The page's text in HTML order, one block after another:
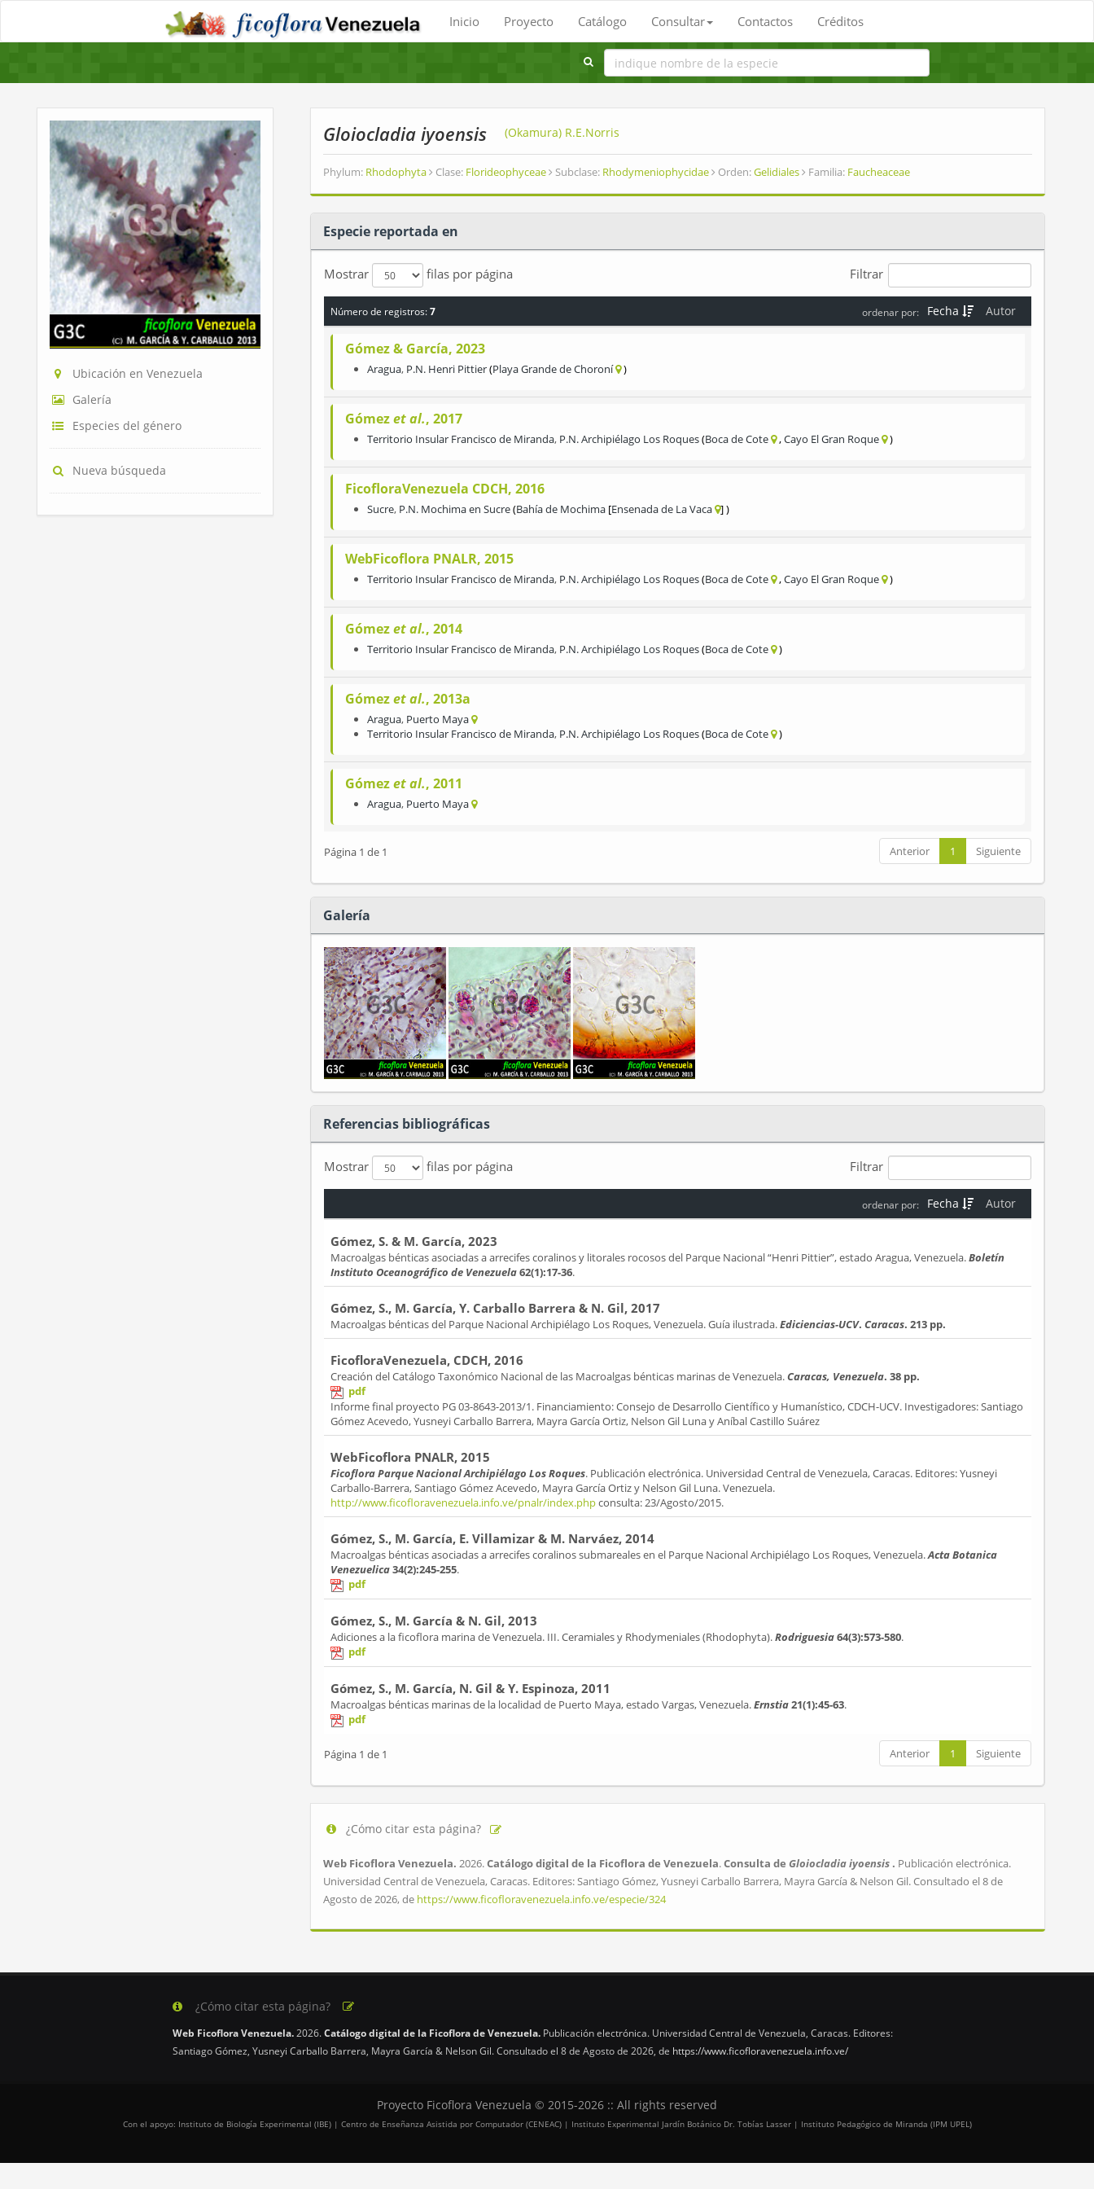
Inicio Proyecto Catálogo Consultar Contactos Créditos
Ubicación en Venezuela
Galería
Especies del género
Nueva búsqueda
Gloiocladia iyoensis (Okamura) R.E.Norris
Phylum: Rhodophyta Clase: Florideophyceae Subclase: Rhodymeniophycidae Orden:Gelidiales Familia: Faucheaceae
Especie reportada en
Mostrar filas por página Filtrar
Número de registros:7 Autor
Fecha
ordenar por:
Gómez & García, 2023
Aragua, P.N. Henri Pittier Playa Grande de Choroní
Gómezet al., 2017
Territorio Insular Francisco de Miranda, P.N. Archipiélago Los Roques Boca de Cote Cayo El Gran Roque
FicofloraVenezuela CDCH, 2016
Sucre, P.N. Mochima en Sucre Bahía de Mochima Ensenada de La Vaca
WebFicoflora PNALR, 2015
Territorio Insular Francisco de Miranda, P.N. Archipiélago Los Roques Boca de Cote Cayo El Gran Roque
Gómezet al., 2014
Territorio Insular Francisco de Miranda, P.N. Archipiélago Los Roques Boca de Cote
Gómezet al., 2013a
Aragua, Puerto Maya
Territorio Insular Francisco de Miranda, P.N. Archipiélago Los Roques Boca de Cote
Gómezet al., 2011
Aragua, Puerto Maya
Página 1 de 1 Anterior 1 Siguiente
Galería
Referencias bibliográficas
Mostrar filas por página Filtrar
Autor
Fecha
ordenar por:
Gómez, S. & M. García, 2023
Macroalgas bénticas asociadas a arrecifes coralinos y litorales rocosos del Parque Nacional “Henri Pittier”, estado Aragua, Venezuela.Boletín
Instituto Oceanográfico de Venezuela62(1):17-36.
Gómez, S., M. García, Y. Carballo Barrera & N. Gil, 2017
Macroalgas bénticas del Parque Nacional Archipiélago Los Roques, Venezuela. Guía ilustrada.Ediciencias-UCV. Caracas. 213 pp.
FicofloraVenezuela, CDCH, 2016
Creación del Catálogo Taxonómico Nacional de las Macroalgas bénticas marinas de Venezuela.Caracas, Venezuela. 38 pp.
pdf
Informe final proyecto PG 03-8643-2013/1. Financiamiento: Consejo de Desarrollo Científico y Humanístico, CDCH-UCV. Investigadores: Santiago
Gómez Acevedo, Yusneyi Carballo Barrera, Mayra García Ortiz, Nelson Gil Luna y Aníbal Castillo Suárez
WebFicoflora PNALR, 2015
Ficoflora Parque Nacional Archipiélago Los Roques. Publicación electrónica. Universidad Central de Venezuela, Caracas. Editores: Yusneyi
Carballo-Barrera, Santiago Gómez Acevedo, Mayra García Ortiz y Nelson Gil Luna. Venezuela.
http://www.ficofloravenezuela.info.ve/pnalr/index.phpconsulta: 23/Agosto/2015.
Gómez, S., M. García, E. Villamizar & M. Narváez, 2014
Macroalgas bénticas asociadas a arrecifes coralinos submareales en el Parque Nacional Archipiélago Los Roques, Venezuela.Acta Botanica
Venezuelica34(2):245-255.
pdf
Gómez, S., M. García & N. Gil, 2013
Adiciones a la ficoflora marina de Venezuela. III. Ceramiales y Rhodymeniales (Rhodophyta).Rodriguesia64(3):573-580.
pdf
Gómez, S., M. García, N. Gil & Y. Espinoza, 2011
Macroalgas bénticas marinas de la localidad de Puerto Maya, estado Vargas, Venezuela.Ernstia21(1):45-63.
pdf
Página 1 de 1 Anterior 1 Siguiente
¿Cómo citar esta página?
Web Ficoflora Venezuela. 2026.Catálogo digital de la Ficoflora de Venezuela.Consulta de Gloiocladia iyoensis . Publicación electrónica.
Universidad Central de Venezuela, Caracas. Editores: Santiago Gómez, Yusneyi Carballo Barrera, Mayra García & Nelson Gil. Consultado el 8 de
Agosto de 2026, de https://www.ficofloravenezuela.info.ve/especie/324
¿Cómo citar esta página?
Web Ficoflora Venezuela.2026.Catálogo digital de la Ficoflora de Venezuela. Publicación electrónica. Universidad Central de Venezuela, Caracas. Editores:
Santiago Gómez, Yusneyi Carballo Barrera, Mayra García & Nelson Gil. Consultado el 8 de Agosto de 2026, de https://www.ficofloravenezuela.info.ve/
Proyecto Ficoflora Venezuela © 2015-2026 :: All rights reserved
Con el apoyo: Instituto de Biología Experimental (IBE) | Centro de Enseñanza Asistida por Computador (CENEAC) | Instituto Experimental Jardín Botánico Dr. Tobías Lasser | Instituto Pedagógico de Miranda (IPM UPEL)